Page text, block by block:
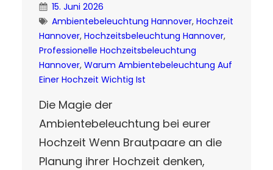
15. Juni 2026
Ambientebeleuchtung Hannover, Hochzeit
Hannover, Hochzeitsbeleuchtung Hannover
Professionelle Hochzeitsbeleuchtung
Hannover, Warum Ambientebeleuchtung Auf
Einer Hochzeit Wichtig Ist
Die Magie der
Ambientebeleuchtung bei eurer
Hochzeit Wenn Brautpaare an die
Planung ihrer Hochzeit denken,